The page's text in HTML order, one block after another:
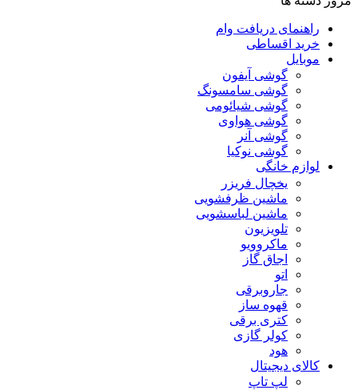
راهنمای دریافت وام
خرید اقساطی
موبایل
گوشی آیفون
گوشی سامسونگ
گوشی شیائومی
گوشی هواوی
گوشی آنر
گوشی نوکیا
لوازم خانگی
یخچال فریزر
ماشین ظرفشویی
ماشین لباسشویی
تلویزیون
ماکروویو
اجاق گاز
اتو
جاروبرقی
قهوه ساز
کتری برقی
کولر گازی
هود
کالای دیجیتال
لپ تاپ